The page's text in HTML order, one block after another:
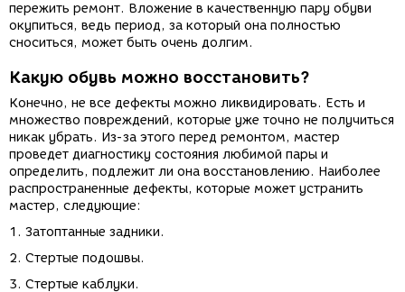
пережить ремонт. Вложение в качественную пару обуви
окупиться, ведь период, за который она полностью
сноситься, может быть очень долгим.
Какую обувь можно восстановить?
Конечно, не все дефекты можно ликвидировать. Есть и
множество повреждений, которые уже точно не получиться
никак убрать. Из-за этого перед ремонтом, мастер
проведет диагностику состояния любимой пары и
определить, подлежит ли она восстановлению. Наиболее
распространенные дефекты, которые может устранить
мастер, следующие:
1. Затоптанные задники.
2. Стертые подошвы.
3. Стертые каблуки.